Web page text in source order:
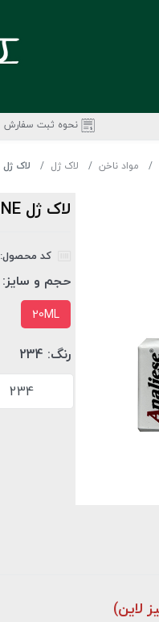
نحوه ثبت سفارش
مواد ناخن لاک ژل لاک ژل ANALIESE LINE انالیز لاین کد رنگ234حجم 20 میل
لاک ژل ANALIESE LINE انالیز لاین کد رنگ234حجم 20 میل
کد محصول:
حجم و سایز:
20ML
رنگ: 234
234